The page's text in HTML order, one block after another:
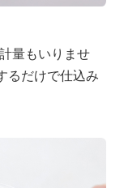
量もいりませ
るだけで仕込み